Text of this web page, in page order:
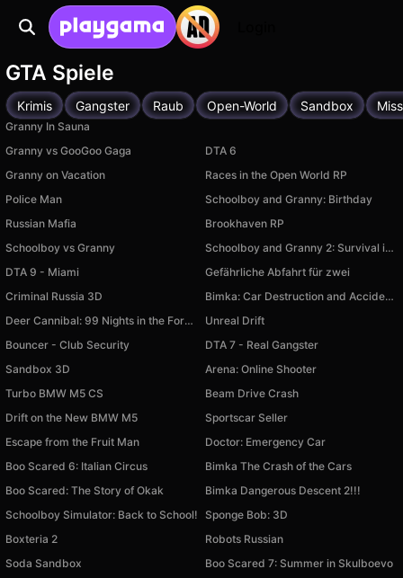
GTA Spiele
Krimis Gangster Raub Open-World Sandbox
Granny In Sauna
Granny vs GooGoo Gaga
DTA 6
Granny on Vacation
Races in the Open World RP
Police Man
Schoolboy and Granny: Birthday
Russian Mafia
Brookhaven RP
Schoolboy vs Granny
Schoolboy and Granny 2: Survival in the Forest
DTA 9 - Miami
Gefährliche Abfahrt für zwei
Criminal Russia 3D
Bimka: Car Destruction and Accident Simulator
Deer Cannibal: 99 Nights in the Forest
Unreal Drift
Bouncer - Club Security
DTA 7 - Real Gangster
Sandbox 3D
Arena: Online Shooter
Turbo BMW M5 CS
Beam Drive Crash
Drift on the New BMW M5
Sportscar Seller
Escape from the Fruit Man
Doctor: Emergency Car
Boo Scared 6: Italian Circus
Bimka The Crash of the Cars
Boo Scared: The Story of Okak
Bimka Dangerous Descent 2!!!
Schoolboy Simulator: Back to School!
Sponge Bob: 3D
Boxteria 2
Robots Russian
Soda Sandbox
Boo Scared 7: Summer in Skulboevo